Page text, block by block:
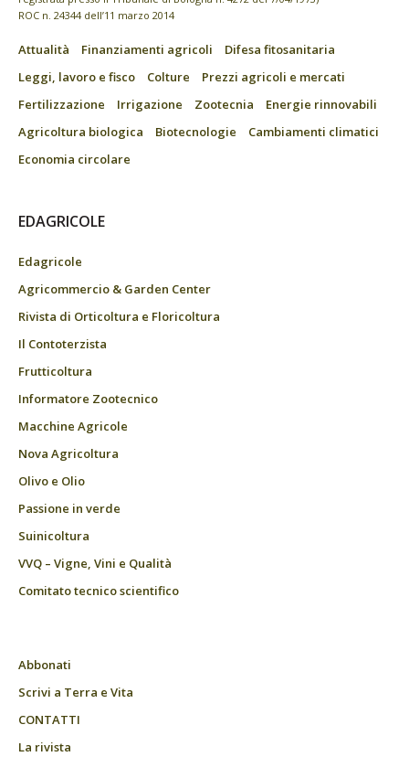
ROC n. 24344 dell’11 marzo 2014
Attualità Finanziamenti agricoli
Difesa fitosanitaria
Leggi, lavoro e fisco
Colture
Prezzi agricoli e mercati
Fertilizzazione
Irrigazione Zootecnia
Energie rinnovabili
Agricoltura biologica
Biotecnologie
Cambiamenti climatici
Economia circolare
EDAGRICOLE
Edagricole
Agricommercio & Garden Center
Rivista di Orticoltura e Floricoltura
Il Contoterzista
Frutticoltura
Informatore Zootecnico
Macchine Agricole
Nova Agricoltura
Olivo e Olio
Passione in verde
Suinicoltura
VVQ – Vigne, Vini e Qualità
Comitato tecnico scientifico
Abbonati
Scrivi a Terra e Vita
CONTATTI
La rivista